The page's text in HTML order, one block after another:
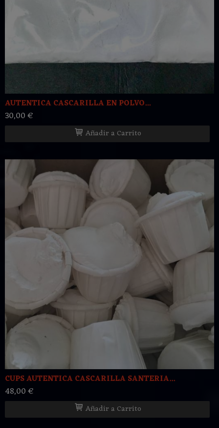
AUTENTICA CASCARILLA EN POLVO...
30,00 €
Añadir a Carrito
CUPS AUTENTICA CASCARILLA SANTERIA...
48,00 €
Añadir a Carrito